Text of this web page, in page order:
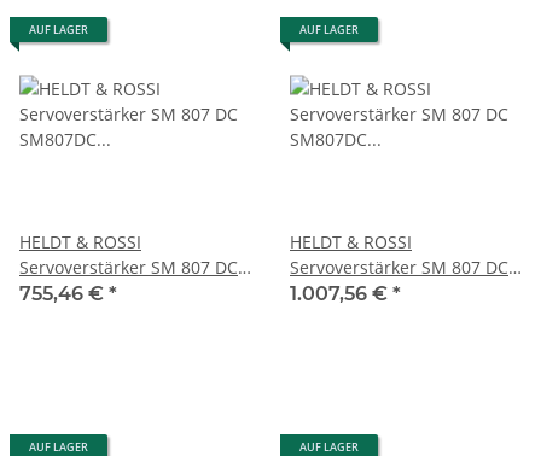
AUF LAGER
HELDT & ROSSI
Servoverstärker SM 807 DC
SM807DC 1250-90 S2-7300
755,46 € *
AUF LAGER
HELDT & ROSSI
Servoverstärker SM 807 DC
SM807DC 750-75 mit Trafo
1.007,56 € *
AUF LAGER AUF LAGER